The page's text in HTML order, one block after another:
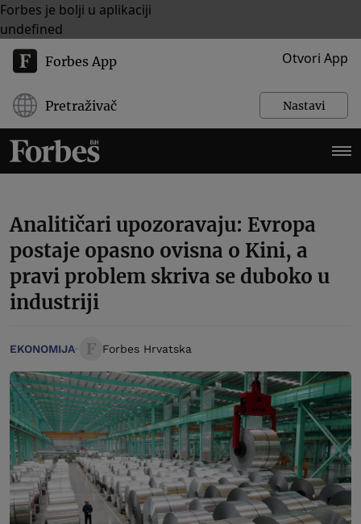
Forbes je bolji u aplikaciji
undefined
Forbes App Otvori App
Pretraživač Nastavi
Analitičari upozoravaju: Evropa
postaje opasno ovisna o Kini, a
pravi problem skriva se duboko u
industriji
EKONOMIJA Forbes Hrvatska